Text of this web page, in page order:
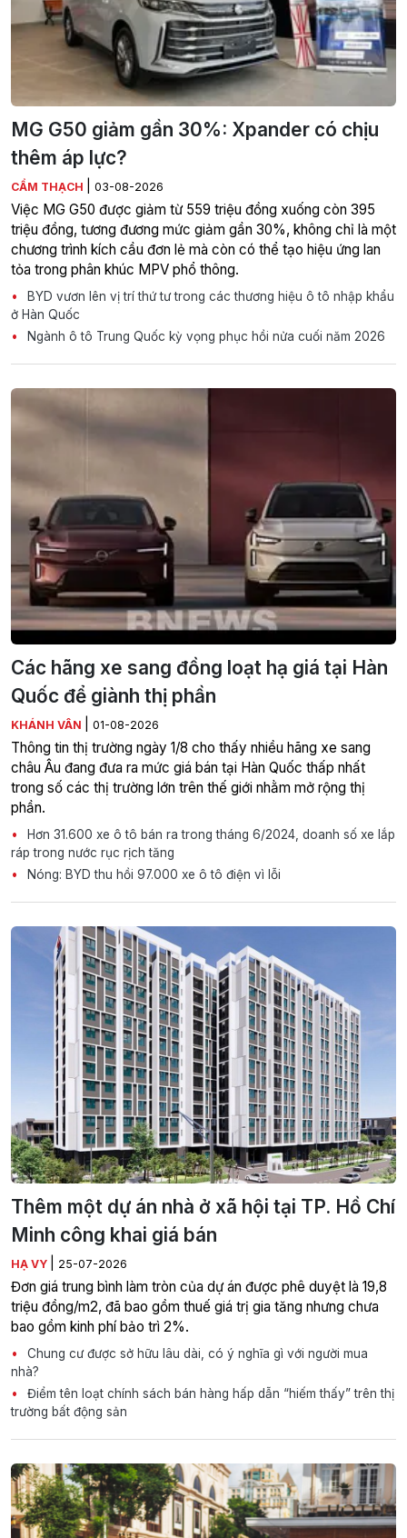
MG G50 giảm gần 30%: Xpander có chịu
thêm áp lực?
CẨM THẠCH 03-08-2026
Việc MG G50 được giảm từ 559 triệu đồng xuống còn 395
triệu đồng, tương đương mức giảm gần 30%, không chỉ là một
chương trình kích cầu đơn lẻ mà còn có thể tạo hiệu ứng lan
tỏa trong phân khúc MPV phổ thông.
BYD vươn lên vị trí thứ tư trong các thương hiệu ô tô nhập khẩu
ở Hàn Quốc
Ngành ô tô Trung Quốc kỳ vọng phục hồi nửa cuối năm 2026
Các hãng xe sang đồng loạt hạ giá tại Hàn
Quốc để giành thị phần
KHÁNH VÂN 01-08-2026
Thông tin thị trường ngày 1/8 cho thấy nhiều hãng xe sang
châu Âu đang đưa ra mức giá bán tại Hàn Quốc thấp nhất
trong số các thị trường lớn trên thế giới nhằm mở rộng thị
phần.
Hơn 31.600 xe ô tô bán ra trong tháng 6/2024, doanh số xe lắp
ráp trong nước rục rịch tăng
Nóng: BYD thu hồi 97.000 xe ô tô điện vì lỗi
Thêm một dự án nhà ở xã hội tại TP. Hồ Chí
Minh công khai giá bán
HẠ VY 25-07-2026
Đơn giá trung bình làm tròn của dự án được phê duyệt là 19,8
triệu đồng/m2, đã bao gồm thuế giá trị gia tăng nhưng chưa
bao gồm kinh phí bảo trì 2%.
Chung cư được sở hữu lâu dài, có ý nghĩa gì với người mua
nhà?
Điểm tên loạt chính sách bán hàng hấp dẫn “hiếm thấy” trên thị
trường bất động sản